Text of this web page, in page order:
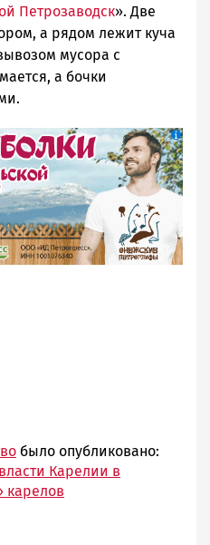
Петрозаводск». Две
а рядом лежит куча
мусора с
а бочки
было опубликовано:
Карелии в
карелов